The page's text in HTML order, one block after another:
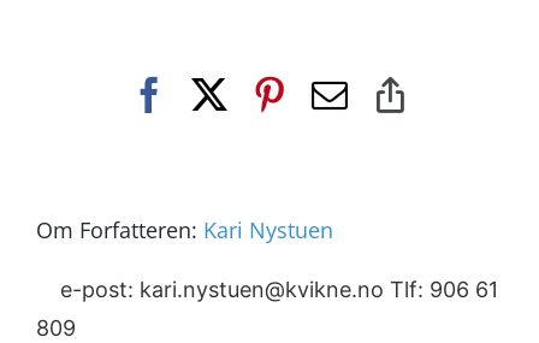
Facebook Pinterest
E-
Om Forfatteren: Kari Nystuen
e-post: kari.nystuen@kvikne.no Tlf: 906 61
809